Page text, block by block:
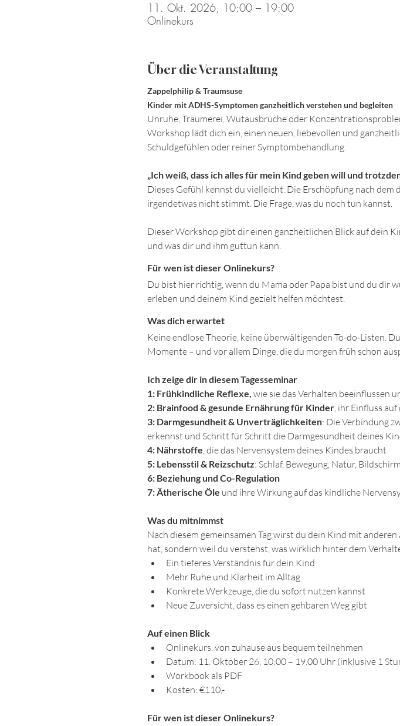
11. Okt. 2026, 10:00 – 19:00
Onlinekurs
Über die Veranstaltung
Zappelphilip & Traumsuse
Kinder mit ADHS-Symptomen ganzheitlich verstehen und begleiten
Unruhe, Träumerei, Wutausbrüche oder
Workshop lädt dich ein, einen neuen, liebevollen und
Schuldgefühlen oder reiner Symptombehandlung.
„Ich weiß, dass ich alles für mein Kind geben will und
Dieses Gefühl kennst du vielleicht. Die Erschöpfung nach
irgendetwas nicht stimmt. Die Frage, was du noch tun kannst.
Dieser Workshop gibt dir einen ganzheitlichen Blick auf dein
und was dir und ihm guttun kann.
Für wen ist dieser Onlinekurs?
Du bist hier richtig, wenn du Mama oder Papa bist und du dir
erleben und deinem Kind gezielt helfen möchtest.
Was dich erwartet
Keine endlose Theorie, keine überwältigenden To-do-Listen.
Momente – und vor allem Dinge, die du morgen früh schon
Ich zeige dir in diesem Tagesseminar
1: Frühkindliche Reflexe, wie sie das Verhalten beeinflussen
2: Brainfood & gesunde Ernährung für Kinder, ihr Einfluss
3: Darmgesundheit & Unverträglichkeiten: Die Verbindung
erkennst und Schritt für Schritt die Darmgesundheit deines
4: Nährstoffe, die das Nervensystem deines Kindes braucht
5: Lebensstil & Reizschutz: Schlaf, Bewegung, Natur,
6: Beziehung und Co-Regulation
7:Ätherische Öle und ihre Wirkung auf das kindliche
Was du mitnimmst
Nach diesem gemeinsamen Tag wirst du dein Kind mit
hat, sondern weil du verstehst, was wirklich hinter dem
Ein tieferes Verständnis für dein Kind
Mehr Ruhe und Klarheit im Alltag
Konkrete Werkzeuge, die du sofort nutzen kannst
Neue Zuversicht, dass es einen gehbaren Weg gibt
Auf einen Blick
Onlinekurs, von zuhause aus bequem teilnehmen
Datum: 11. Oktober 26, 10:00 – 19.00 Uhr (inklusive 1
Workbook als PDF
Kosten: €110,-
Für wen ist dieser Onlinekurs?